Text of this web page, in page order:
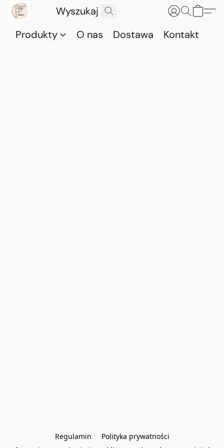
Produkty O nas Dostawa Kontakt
Regulamin
Polityka prywatności